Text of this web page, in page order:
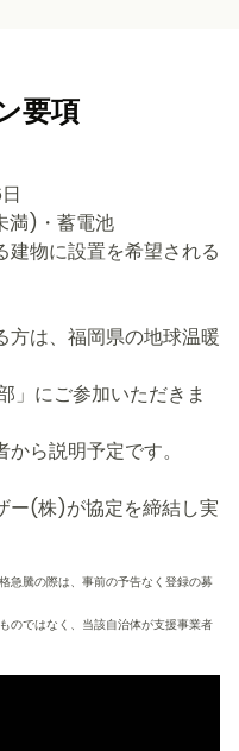
要項
満)・蓄電池
物に設置を希望される
方は、福岡県の地球温暖
」にご参加いただきま
ら説明予定です。
ー(株)が協定を締結し実
急騰の際は、事前の予告なく登録の募
のではなく、当該自治体が支援事業者